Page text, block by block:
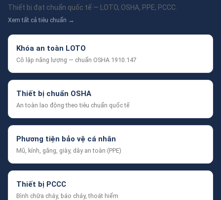
Thiết bị đạt chuẩn quốc tế — LOTO, OSHA, PPE, PCCC.
Xem tất cả tiêu chuẩn →
Khóa an toàn LOTO
Cô lập năng lượng — chuẩn OSHA 1910.147
Thiết bị chuẩn OSHA
An toàn lao động theo tiêu chuẩn quốc tế
Phương tiện bảo vệ cá nhân
Mũ, kính, găng, giày, dây an toàn (PPE)
Thiết bị PCCC
Bình chữa cháy, báo cháy, thoát hiểm